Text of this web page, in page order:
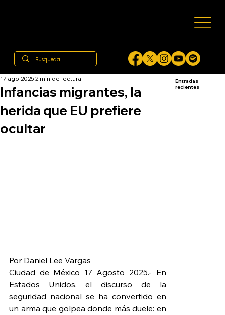
Infancias migrantes, la
herida que EU prefiere
ocultar
17 ago 2025 2 min de lectura
Por Daniel Lee Vargas
Ciudad de México 17 Agosto 2025.- En
Estados Unidos, el discurso de la
seguridad nacional se ha convertido en
un arma que golpea donde más duele: en
Entradas
recientes